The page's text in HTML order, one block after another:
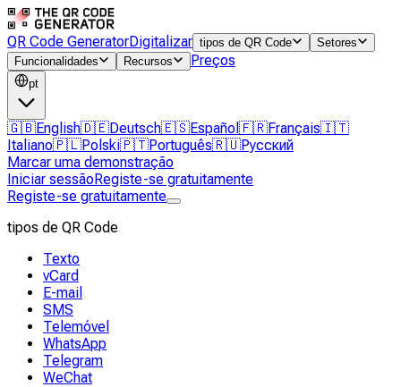
QR Code GeneratorDigitalizar tipos de QR Code
Setores
Funcionalidades
Recursos Preços
pt
🇬🇧English🇩🇪Deutsch🇪🇸Español 🇫🇷Français🇮🇹
Italiano🇵🇱Polski🇵🇹Português🇷🇺Русский
Marcar uma demonstração
Iniciar sessãoRegiste-se gratuitamente
Registe-se gratuitamente
tipos de QR Code
Texto
vCard
E-mail
SMS
Telemóvel
WhatsApp
Telegram
WeChat